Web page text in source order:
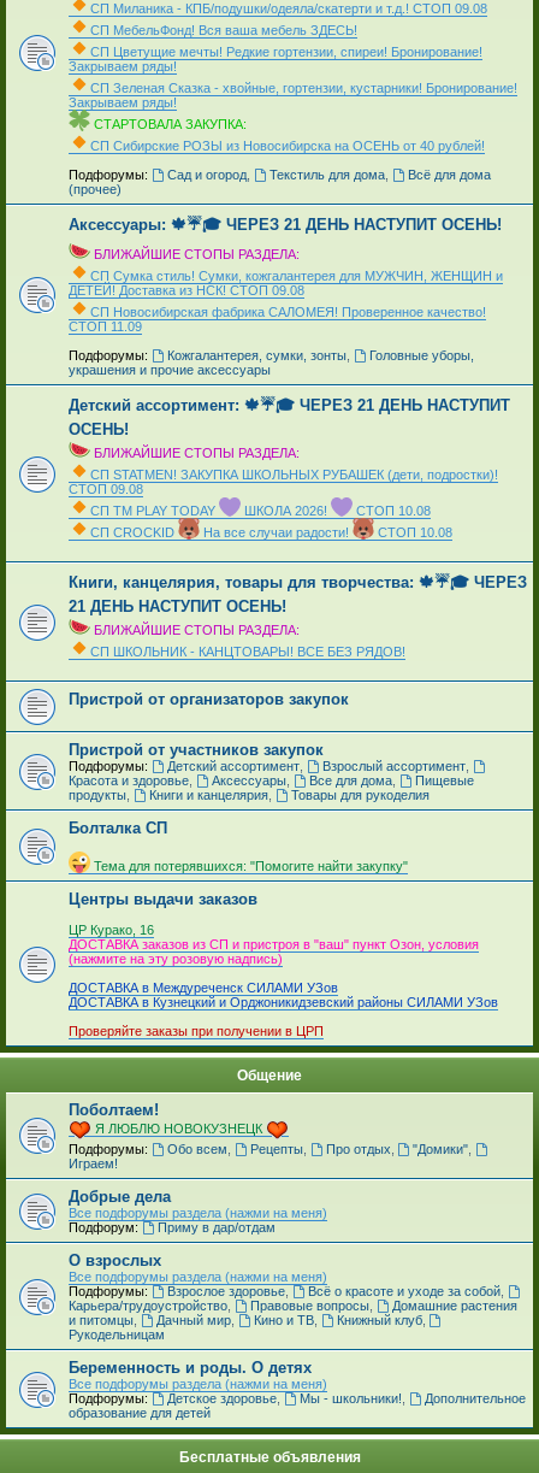
СП Миланика - КПБ/подушки/одеяла/скатерти и т.д.! СТОП 09.08
СП МебельФонд! Вся ваша мебель ЗДЕСЬ!
СП Цветущие мечты! Редкие гортензии, спиреи! Бронирование!
Закрываем ряды!
СП Зеленая Сказка - хвойные, гортензии, кустарники! Бронирование!
Закрываем ряды!
СТАРТОВАЛА ЗАКУПКА:
СП Сибирские РОЗЫ из Новосибирска на ОСЕНЬ от 40 рублей!
Подфорумы: Сад и огород, Текстиль для дома,
Всё для дома
(прочее)
Аксессуары: 🍁☔🎓 ЧЕРЕЗ 21 ДЕНЬ НАСТУПИТ ОСЕНЬ!
БЛИЖАЙШИЕ СТОПЫ РАЗДЕЛА:
СП Сумка стиль! Сумки, кожгалантерея для МУЖЧИН, ЖЕНЩИН и
ДЕТЕЙ! Доставка из НСК! СТОП 09.08
СП Новосибирская фабрика CAЛOMEЯ! Проверенное качество!
СТОП 11.09
Подфорумы: Кожгалантерея, сумки, зонты,
Головные уборы,
украшения и прочие аксессуары
Детский ассортимент: 🍁☔🎓 ЧЕРЕЗ 21 ДЕНЬ НАСТУПИТ
ОСЕНЬ!
БЛИЖАЙШИЕ СТОПЫ РАЗДЕЛА:
СП STATMEN! ЗАКУПКА ШКОЛЬНЫХ РУБАШЕК (дети, подростки)!
СТОП 09.08
СП ТМ PLAY TODAY
ШКОЛА 2026!
СТОП 10.08
СП CROCKID
На все случаи радости! СТОП 10.08
Книги, канцелярия, товары для творчества: 🍁☔🎓 ЧЕРЕЗ
21 ДЕНЬ НАСТУПИТ ОСЕНЬ!
БЛИЖАЙШИЕ СТОПЫ РАЗДЕЛА:
СП ШКОЛЬНИК - КАНЦТОВАРЫ! ВСЕ БЕЗ РЯДОВ!
Пристрой от организаторов закупок
Пристрой от участников закупок
Подфорумы: Детский ассортимент, Взрослый ассортимент,
Красота и здоровье
Аксессуары, Все для дома,
Пищевые
продукты
Книги и канцелярия, Товары для рукоделия
Болталка СП
Тема для потерявшихся: "Помогите найти закупку"
Центры выдачи заказов
ЦР Курако, 16
ДОСТАВКА заказов из СП и пристроя в "ваш" пункт Озон, условия
(нажмите на эту розовую надпись)
ДОСТАВКА в Междуреченск СИЛАМИ УЗов
ДОСТАВКА в Кузнецкий и Орджоникидзевский районы СИЛАМИ УЗов
Проверяйте заказы при получении в ЦРП
Общение
Поболтаем!
Я ЛЮБЛЮ НОВОКУЗНЕЦК
Подфорумы:
Обо всем Рецепты, Про отдых "Домики"
Играем!
Добрые дела
Все подфорумы раздела (нажми на меня)
Подфорум:
Приму в дар/отдам
О взрослых
Все подфорумы раздела (нажми на меня)
Подфорумы:
Взрослое здоровье, Всё о красоте и уходе за собой,
Карьера/трудоустройство
Правовые вопросы,
Домашние растения
и питомцы
Дачный мир, Кино и ТВ, Книжный клуб,
Рукодельницам
Беременность и роды. О детях
Все подфорумы раздела (нажми на меня)
Подфорумы:
Детское здоровье, Мы - школьники!
Дополнительное
образование для детей
Бесплатные объявления